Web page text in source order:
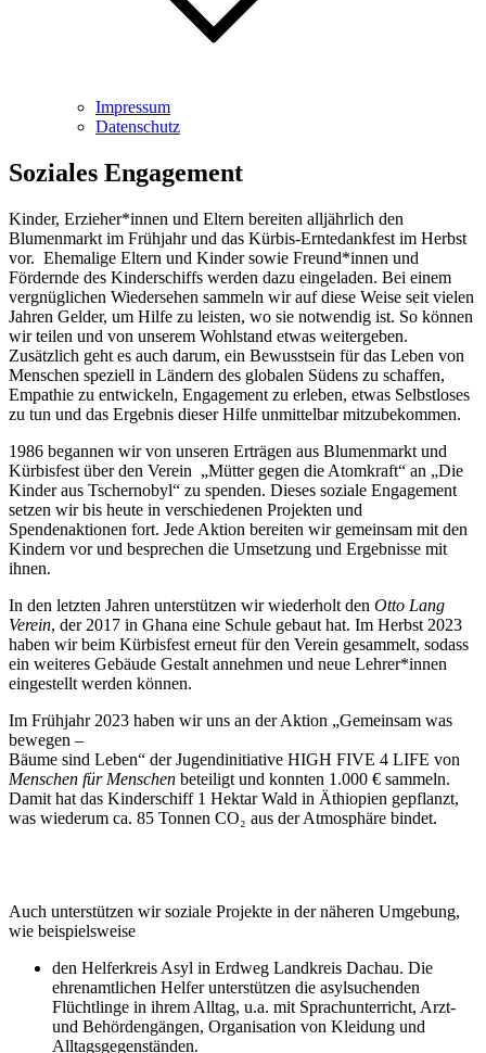
Impressum
Datenschutz
Soziales Engagement
Kinder, Erzieher*innen und Eltern bereiten alljährlich den
Blumenmarkt im Frühjahr und das Kürbis-Erntedankfest im Herbst
vor. Ehemalige Eltern und Kinder sowie Freund*innen und
Fördernde des Kinderschiffs werden dazu eingeladen. Bei einem
vergnüglichen Wiedersehen sammeln wir auf diese Weise seit vielen
Jahren Gelder, um Hilfe zu leisten, wo sie notwendig ist. So können
wir teilen und von unserem Wohlstand etwas weitergeben.
Zusätzlich geht es auch darum, ein Bewusstsein für das Leben von
Menschen speziell in Ländern des globalen Südens zu schaffen,
Empathie zu entwickeln, Engagement zu erleben, etwas Selbstloses
zu tun und das Ergebnis dieser Hilfe unmittelbar mitzubekommen.
1986 begannen wir von unseren Erträgen aus Blumenmarkt und
Kürbisfest über den Verein „Mütter gegen die Atomkraft“ an „Die
Kinder aus Tschernobyl“ zu spenden. Dieses soziale Engagement
setzen wir bis heute in verschiedenen Projekten und
Spendenaktionen fort. Jede Aktion bereiten wir gemeinsam mit den
Kindern vor und besprechen die Umsetzung und Ergebnisse mit
ihnen.
In den letzten Jahren unterstützen wir wiederholt den Otto Lang
Verein, der 2017 in Ghana eine Schule gebaut hat. Im Herbst 2023
haben wir beim Kürbisfest erneut für den Verein gesammelt, sodass
ein weiteres Gebäude Gestalt annehmen und neue Lehrer*innen
eingestellt werden können.
Im Frühjahr 2023 haben wir uns an der Aktion „Gemeinsam was
bewegen –
Bäume sind Leben“ der Jugendinitiative HIGH FIVE 4 LIFE von
Menschen für Menschen beteiligt und konnten 1.000 € sammeln.
Damit hat das Kinderschiff 1 Hektar Wald in Äthiopien gepflanzt,
was wiederum ca. 85 Tonnen CO₂ aus der Atmosphäre bindet.
Auch unterstützen wir soziale Projekte in der näheren Umgebung,
wie beispielsweise
den Helferkreis Asyl in Erdweg Landkreis Dachau. Die
ehrenamtlichen Helfer unterstützen die asylsuchenden
Flüchtlinge in ihrem Alltag, u.a. mit Sprachunterricht, Arzt-
und Behördengängen, Organisation von Kleidung und
Alltagsgegenständen.